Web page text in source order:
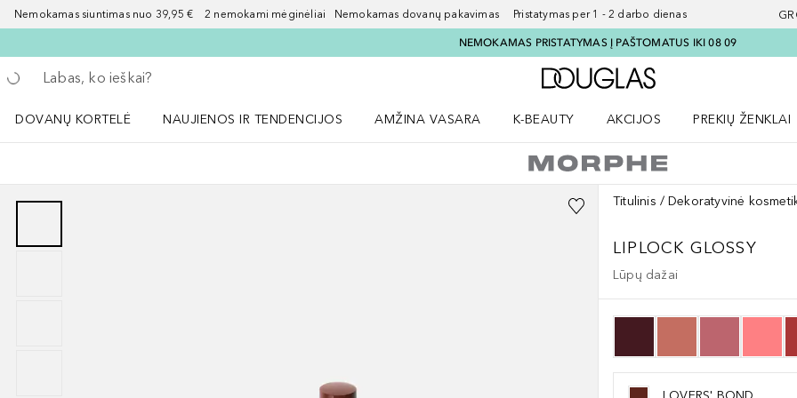
Nemokamas siuntimas nuo 39,95 € 2 nemokami mėginėliai Nemokamas dovanų pakavimas Pristatymas per 1 - 2 darbo dienas
NEMOKAMAS PRISTATYMAS Į PAŠTOMATUS IKI 08 09
Grįžk atgal
Vykdykite paiešką
Į Douglas pagrindinį
DOVANŲ KORTELĖ
NAUJIENOS IR TENDENCIJOS
AMŽINA VASARA
K-BEAUTY
AKCIJOS
PREKIŲ ŽENKLAI
Titulinis Dekoratyvinė
LIPLOCK GLOSSY
Lūpų dažai